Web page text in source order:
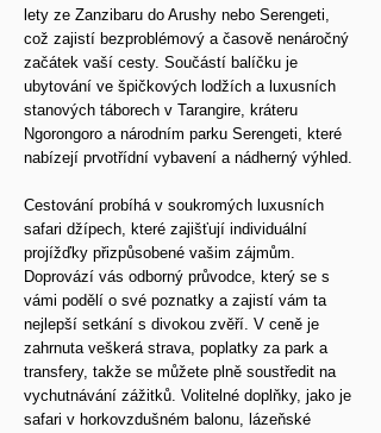
lety ze Zanzibaru do Arushy nebo Serengeti,
což zajistí bezproblémový a časově nenáročný
začátek vaší cesty. Součástí balíčku je
ubytování ve špičkových lodžích a luxusních
stanových táborech v Tarangire, kráteru
Ngorongoro a národním parku Serengeti, které
nabízejí prvotřídní vybavení a nádherný výhled.
Cestování probíhá v soukromých luxusních
safari džípech, které zajišťují individuální
projížďky přizpůsobené vašim zájmům.
Doprovází vás odborný průvodce, který se s
vámi podělí o své poznatky a zajistí vám ta
nejlepší setkání s divokou zvěří. V ceně je
zahrnuta veškerá strava, poplatky za park a
transfery, takže se můžete plně soustředit na
vychutnávání zážitků. Volitelné doplňky, jako je
safari v horkovzdušném balonu, lázeňské